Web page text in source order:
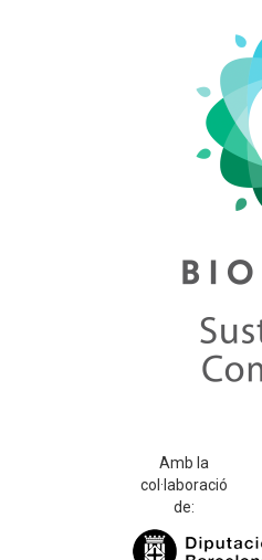
Amb la
col·laboració
de: